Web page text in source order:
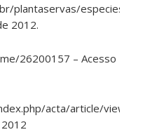
plantaservas/especies/
2012.
26200157 – Acesso
acta/article/view/259